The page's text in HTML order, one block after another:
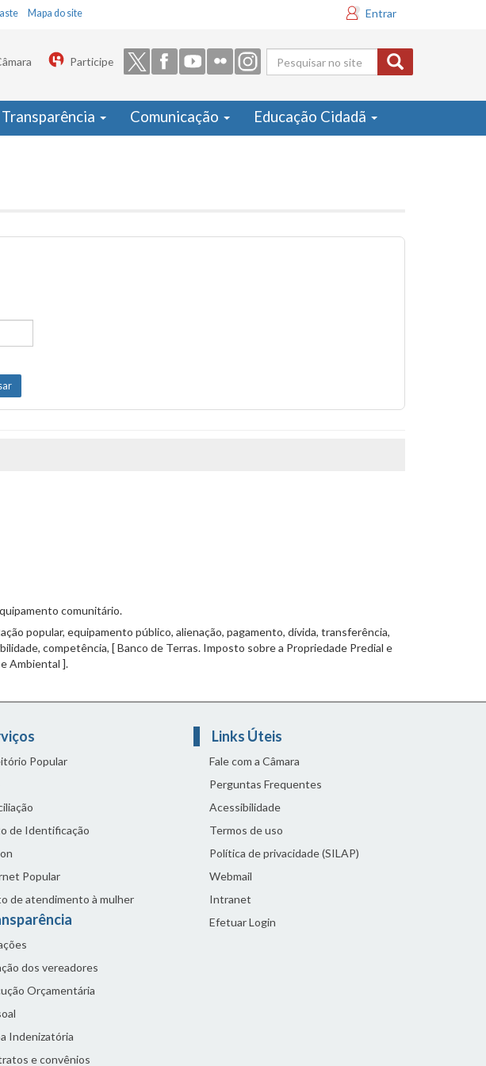
Mapa do site Entrar
Formulário
de busca
Participe
Transparência Comunicação Educação Cidadã
comunitário.
popular, equipamento público, alienação, pagamento, dívida, transferência,
competência, [ Banco de Terras. Imposto sobre a Propriedade Predial e
Ambiental ].
Popular
de Identificação
Popular
de atendimento à mulher
dos vereadores
Orçamentária
Indenizatória
e convênios
Links Úteis
Fale com a Câmara
Perguntas Frequentes
Acessibilidade
Termos de uso
Política de privacidade (SILAP)
Webmail
Intranet
Efetuar Login